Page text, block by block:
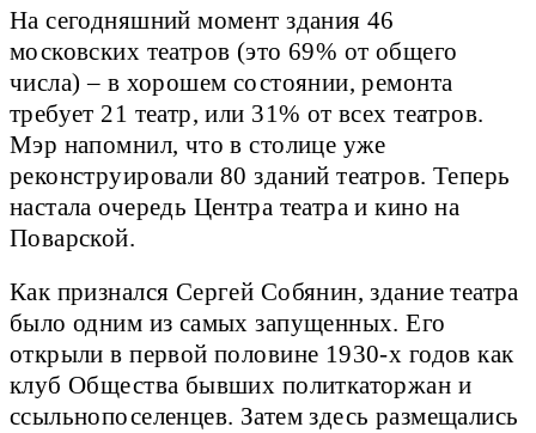
На сегодняшний момент здания 46
московских театров (это 69% от общего
числа) – в хорошем состоянии, ремонта
требует 21 театр, или 31% от всех театров.
Мэр напомнил, что в столице уже
реконструировали 80 зданий театров. Теперь
настала очередь Центра театра и кино на
Поварской.
Как признался Сергей Собянин, здание театра
было одним из самых запущенных. Его
открыли в первой половине 1930-х годов как
клуб Общества бывших политкаторжан и
ссыльнопоселенцев. Затем здесь размещались